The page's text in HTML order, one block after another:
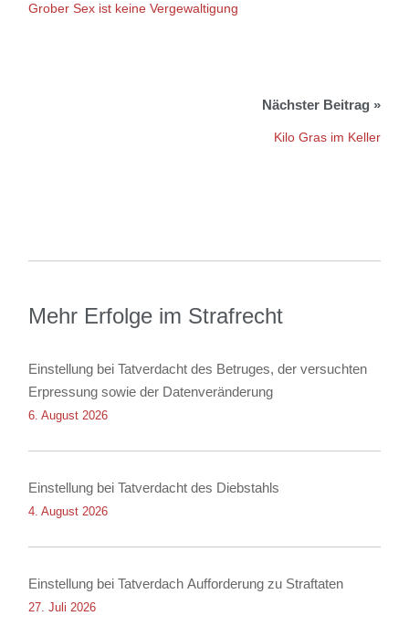
Grober Sex ist keine Vergewaltigung
Kilo Gras im Keller
Mehr Erfolge im Strafrecht
Einstellung bei Tatverdacht des Betruges, der versuchten
Erpressung sowie der Datenveränderung
6. August 2026
Einstellung bei Tatverdacht des Diebstahls
4. August 2026
Einstellung bei Tatverdach Aufforderung zu Straftaten
27. Juli 2026